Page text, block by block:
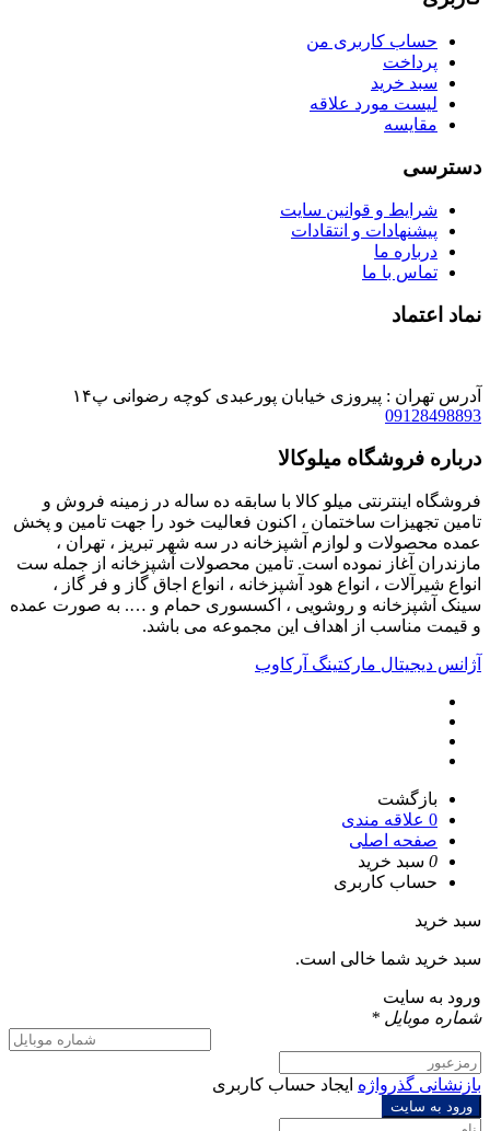
حساب کاربری من
پرداخت
سبد خرید
لیست مورد علاقه
مقایسه
دسترسی
شرایط و قوانین سایت
پیشنهادات و انتقادات
درباره ما
تماس با ما
نماد اعتماد
آدرس تهران : پیروزی خیابان پورعبدی کوچه رضوانی پ۱۴
09128498893
درباره فروشگاه میلوکالا
فروشگاه اینترنتی میلو کالا با سابقه ده ساله در زمینه فروش و
تامین تجهیزات ساختمان ، اکنون فعالیت خود را جهت تامین و پخش
عمده محصولات و لوازم آشپزخانه در سه شهر تبریز ، تهران ،
مازندران آغاز نموده است. تامین محصولات آشپزخانه از جمله ست
انواع شیرآلات ، انواع هود آشپزخانه ، انواع اجاق گاز و فر گاز ،
سینک آشپزخانه و روشویی ، اکسسوری حمام و …. به صورت عمده
و قیمت مناسب از اهداف این مجموعه می باشد.
آژانس دیجیتال مارکتینگ آرکاوب
بازگشت
0 علاقه مندی
صفحه اصلی
0 سبد خرید
حساب کاربری
سبد خرید
سبد خرید شما خالی است.
ورود به سایت
شماره موبایل *
بازنشانی گذرواژه ایجاد حساب کاربری
ورود به سایت